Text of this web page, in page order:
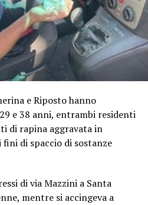
e Riposto hanno
e 38 anni, entrambi residenti
di rapina aggravata in
di spaccio di sostanze
di via Mazzini a Santa
mentre si accingeva a